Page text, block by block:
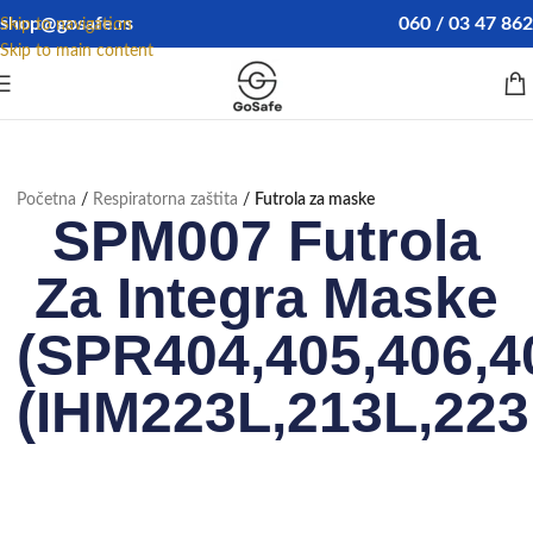
Skip to navigation
Skip to main content
shop@gosafe.rs 060 / 03 47 862
Početna Respiratorna zaštita Futrola za maske
SPM007 Futrola
Za Integra Maske